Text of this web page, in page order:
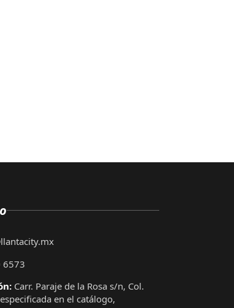
6573
Carr. Paraje de la Rosa s/n, Col.
en el catálogo,